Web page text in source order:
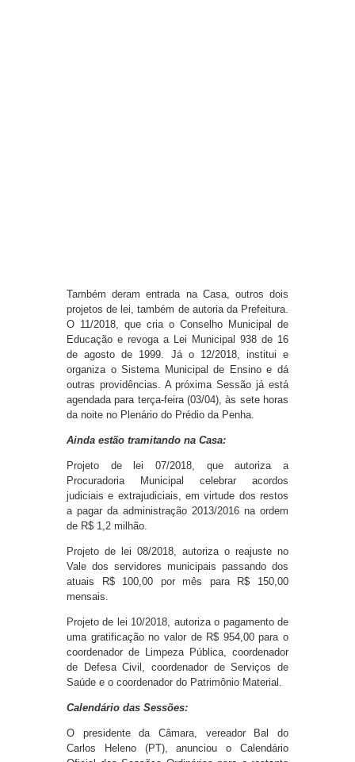
Também deram entrada na Casa, outros dois
projetos de lei, também de autoria da Prefeitura.
O 11/2018, que cria o Conselho Municipal de
Educação e revoga a Lei Municipal 938 de 16
de agosto de 1999. Já o 12/2018, institui e
organiza o Sistema Municipal de Ensino e dá
outras providências. A próxima Sessão já está
agendada para terça-feira (03/04), às sete horas
da noite no Plenário do Prédio da Penha.
Ainda estão tramitando na Casa:
Projeto de lei 07/2018, que autoriza a
Procuradoria Municipal celebrar acordos
judiciais e extrajudiciais, em virtude dos restos
a pagar da administração 2013/2016 na ordem
de R$ 1,2 milhão.
Projeto de lei 08/2018, autoriza o reajuste no
Vale dos servidores municipais passando dos
atuais R$ 100,00 por mês para R$ 150,00
mensais.
Projeto de lei 10/2018, autoriza o pagamento de
uma gratificação no valor de R$ 954,00 para o
coordenador de Limpeza Pública, coordenador
de Defesa Civil, coordenador de Serviços de
Saúde e o coordenador do Patrimônio Material.
Calendário das Sessões:
O presidente da Câmara, vereador Bal do
Carlos Heleno (PT), anunciou o Calendário